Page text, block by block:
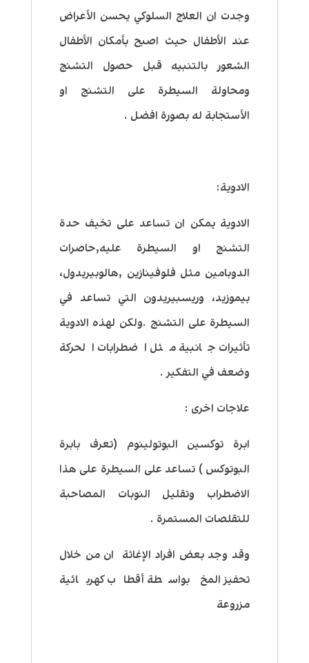
وجدت ان العلاج السلوكي يحسن الأعراض
عند الأطفال حيث اصبح بأمكان الأطفال
الشعور بالتنبيه قبل حصول التشنج
ومحاولة السيطرة على التشنج او
الأستجابة له بصورة افضل .
الادوية:
الادوية يمكن ان تساعد على تخيف حدة
التشنج او السيطرة عليه,حاصرات
الدوبامين مثل فلوفينازين ,هالوبيريدول،
بيموزيد، وريسبيريدون التي تساعد في
السيطرة على التشنج .ولكن لهذه الادوية
تأثيرات جانبية مثل اضطرابات الحركة
وضعف في التفكير .
علاجات اخرى :
ابرة توكسين البوتولينوم (تعرف بابرة
البوتوكس ) تساعد على السيطرة على هذا
الاضطراب وتقليل النوبات المصاحبة
للتقلصات المستمرة .
وقد وجد بعض افراد الإغاثة ان من خلال
تحفيز المخ بواسطة أقطاب كهربائية
مزروعة